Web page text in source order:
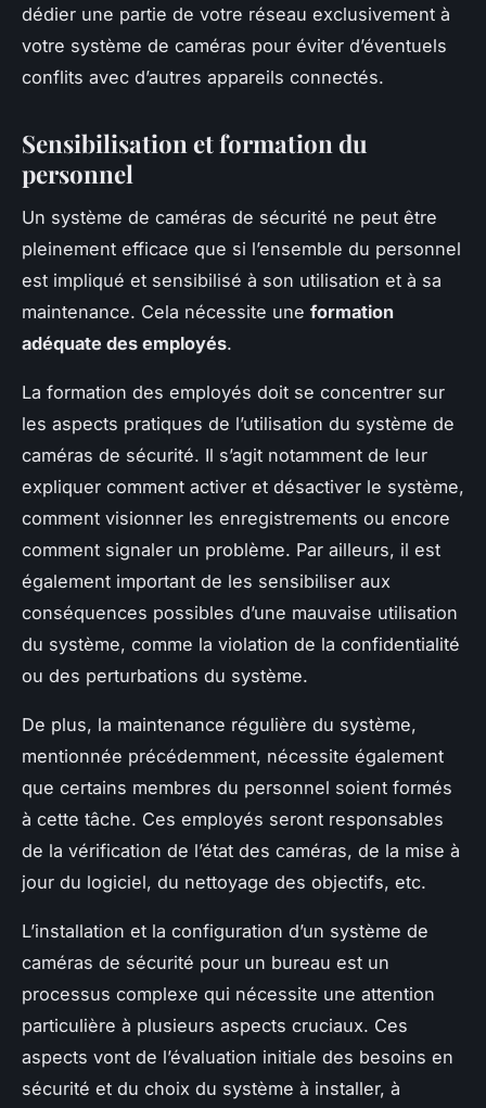
dédier une partie de votre réseau exclusivement à
votre système de caméras pour éviter d’éventuels
conflits avec d’autres appareils connectés.
Sensibilisation et formation du
personnel
Un système de caméras de sécurité ne peut être
pleinement efficace que si l’ensemble du personnel
est impliqué et sensibilisé à son utilisation et à sa
maintenance. Cela nécessite une formation
adéquate des employés.
La formation des employés doit se concentrer sur
les aspects pratiques de l’utilisation du système de
caméras de sécurité. Il s’agit notamment de leur
expliquer comment activer et désactiver le système,
comment visionner les enregistrements ou encore
comment signaler un problème. Par ailleurs, il est
également important de les sensibiliser aux
conséquences possibles d’une mauvaise utilisation
du système, comme la violation de la confidentialité
ou des perturbations du système.
De plus, la maintenance régulière du système,
mentionnée précédemment, nécessite également
que certains membres du personnel soient formés
à cette tâche. Ces employés seront responsables
de la vérification de l’état des caméras, de la mise à
jour du logiciel, du nettoyage des objectifs, etc.
L’installation et la configuration d’un système de
caméras de sécurité pour un bureau est un
processus complexe qui nécessite une attention
particulière à plusieurs aspects cruciaux. Ces
aspects vont de l’évaluation initiale des besoins en
sécurité et du choix du système à installer, à